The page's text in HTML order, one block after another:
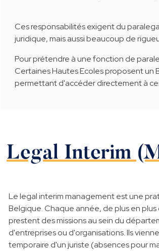
Ces responsabilités exigent du
juridique, mais aussi beaucoup de
Pour prétendre à une fonction de
Certaines Hautes Ecoles proposent un
permettant d'accéder directement à
Legal Interim
Le legal interim management est une
Belgique. Chaque année, de plus en
prestent des missions au sein du
d'entreprises ou d'organisations. Ils
temporaire d'un juriste (absences pour